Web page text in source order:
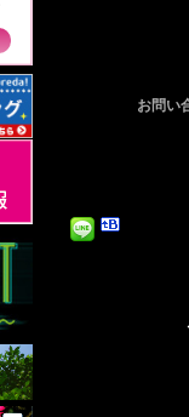
お問い